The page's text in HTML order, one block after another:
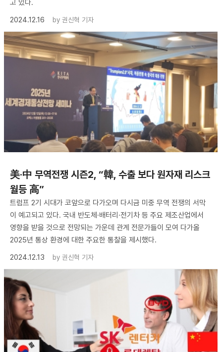
고 있다.
2024.12.16
by 권신혁 기자
美·中 무역전쟁 시즌2, “韓, 수출 보다 원자재 리스크
월등 高”
트럼프 2기 시대가 코앞으로 다가오며 다시금 미중 무역 전쟁의 서막
이 예고되고 있다. 국내 반도체·배터리·전기차 등 주요 제조산업에서
영향을 받을 것으로 전망되는 가운데 관계 전문가들이 모여 다가올
2025년 통상 환경에 대한 주요한 통찰을 제시했다.
2024.12.13
by 권신혁 기자